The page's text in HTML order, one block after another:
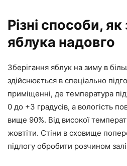
Різні способи,
яблука надовго
Зберігання яблук на зиму в
здійснюється в спеціально
приміщенні, де температура
0 до +3 градусів, а вологість
вище 90%. Від високої
жовтіти. Стіни в сховище
підлогу обробити розчином